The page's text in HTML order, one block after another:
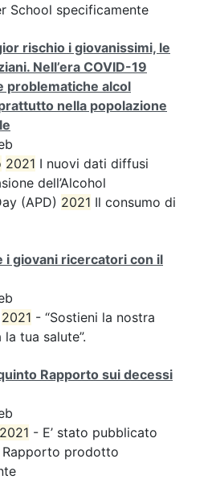
School specificamente
rischio i giovanissimi, le
Nell’era COVID-19
problematiche alcol
nella popolazione
2021 I nuovi dati diffusi
dell’Alcohol
(APD) 2021 Il consumo di
i giovani ricercatori con il
2021 - “Sostieni la nostra
tua salute”.
Rapporto sui decessi
2021 - E’ stato pubblicato
prodotto